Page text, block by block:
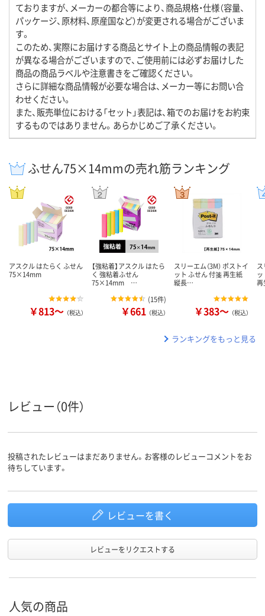
ておりますが、メーカーの都合等により、商品規格・仕様（容量、
パッケージ、原材料、原産国など）が変更される場合がございま
す。
このため、実際にお届けする商品とサイト上の商品情報の表記
が異なる場合がございますので、ご使用前には必ずお届けした
商品の商品ラベルや注意書きをご確認ください。
さらに詳細な商品情報が必要な場合は、メーカー等にお問い合
わせください。
また、販売単位における「セット」表記は、箱でのお届けをお約束
するものではありません。あらかじめご了承ください。
ふせん75×14mmの売れ筋ランキング
アスクル はたらく ふせん
75×14mm
￥813～ （税込）
【強粘着】アスクル はたら
く 強粘着ふせん
75×14mm …
(15件)
￥661 （税込）
スリーエム（3M） ポストイ
ット ふせん 付箋 再生紙
縦長…
￥383～ （税込）
ランキングをもっと見る
レビュー（0件）
投稿されたレビューはまだありません。お客様のレビューコメントをお
待ちしています。
レビューを書く
レビューをリクエストする
人気の商品